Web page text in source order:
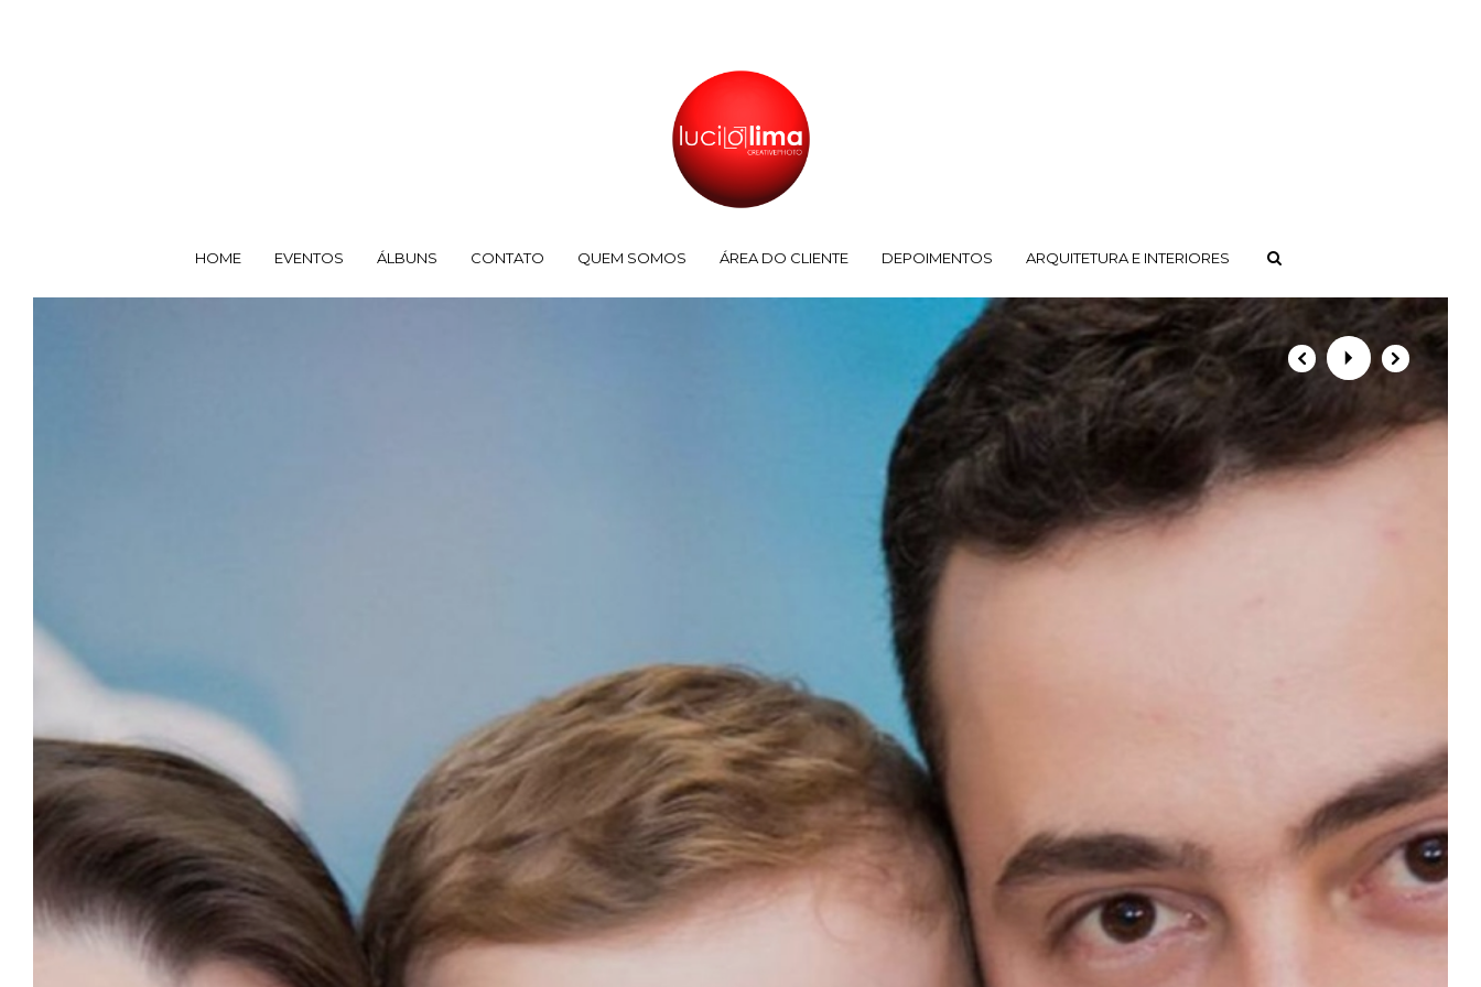
HOME EVENTOS ÁLBUNS CONTATO QUEM SOMOS ÁREA DO CLIENTE DEPOIMENTOS ARQUITETURA E INTERIORES